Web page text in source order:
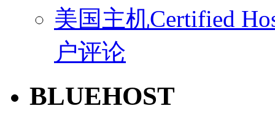
美国主机Certified
户评论
BLUEHOST